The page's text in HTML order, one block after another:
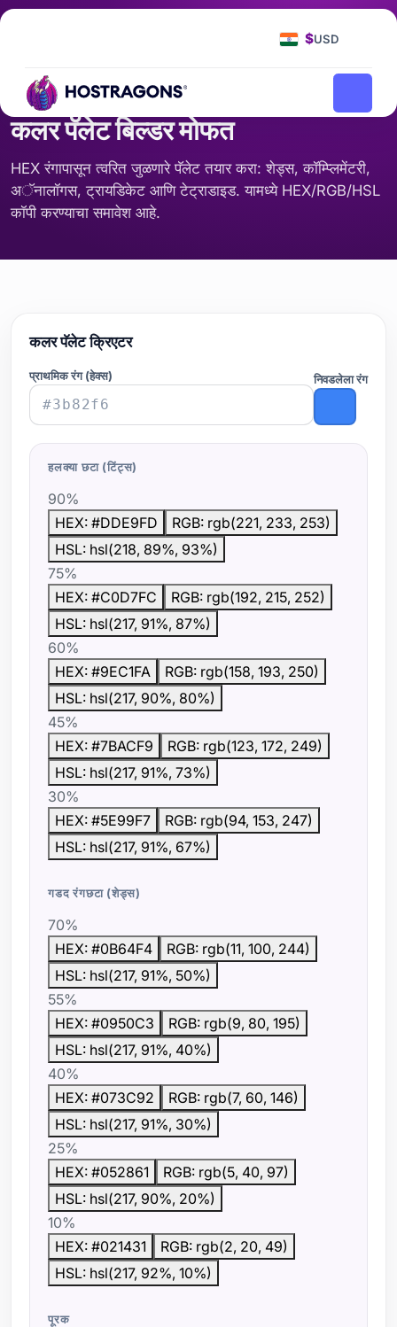
$USD
कलर पॅलेट बिल्डर मोफत
HEX रंगापासून त्वरित जुळणारे पॅलेट तयार करा: शेड्स, कॉम्प्लिमेंटरी,
अॅनालॉगस, ट्रायडिकेट आणि टेट्राडाइड. यामध्ये HEX/RGB/HSL
कॉपी करण्याचा समावेश आहे.
कलर पॅलेट क्रिएटर
प्राथमिक रंग (हेक्स) निवडलेला रंग
हलक्या छटा (टिंट्स)
90%
HEX: #DDE9FD
RGB: rgb(221, 233, 253)
HSL: hsl(218, 89%, 93%)
75%
HEX: #C0D7FC
RGB: rgb(192, 215, 252)
HSL: hsl(217, 91%, 87%)
60%
HEX: #9EC1FA
RGB: rgb(158, 193, 250)
HSL: hsl(217, 90%, 80%)
45%
HEX: #7BACF9
RGB: rgb(123, 172, 249)
HSL: hsl(217, 91%, 73%)
30%
HEX: #5E99F7
RGB: rgb(94, 153, 247)
HSL: hsl(217, 91%, 67%)
गडद रंगछटा (शेड्स)
70%
HEX: #0B64F4
RGB: rgb(11, 100, 244)
HSL: hsl(217, 91%, 50%)
55%
HEX: #0950C3
RGB: rgb(9, 80, 195)
HSL: hsl(217, 91%, 40%)
40%
HEX: #073C92
RGB: rgb(7, 60, 146)
HSL: hsl(217, 91%, 30%)
25%
HEX: #052861
RGB: rgb(5, 40, 97)
HSL: hsl(217, 90%, 20%)
10%
HEX: #021431
RGB: rgb(2, 20, 49)
HSL: hsl(217, 92%, 10%)
पूरक